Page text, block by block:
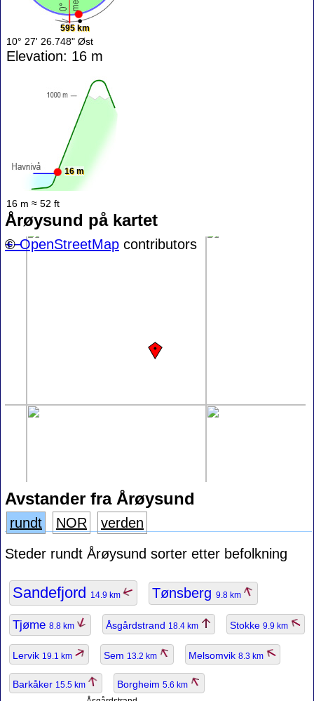
595 km
10° 27' 26.748" Øst
Elevation: 16 m
16 m
16 m ≈ 52 ft
Årøysund på kartet
+−
©OpenStreetMap contributors
Avstander fra Årøysund
rundt NOR
verden
Steder rundt Årøysund sorter etter befolkning
Sandefjord 14.9 km Tønsberg 9.8 km
Tjøme 8.8 km Åsgårdstrand 18.4 km Stokke 9.9 km
Lervik 19.1 km Sem 13.2 km Melsomvik 8.3 km
Barkåker 15.5 km Borgheim 5.6 km